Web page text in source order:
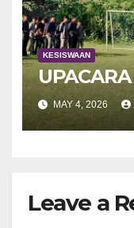
KESISWAAN
MAY 4, 2026
Leave a